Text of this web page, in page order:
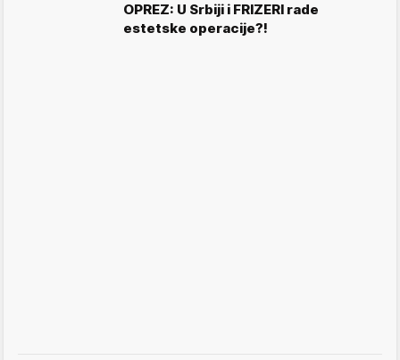
OPREZ: U Srbiji i FRIZERI rade
estetske operacije?!